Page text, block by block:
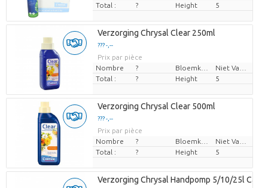
Total :
? Height 5
Verzorging Chrysal Clear 250ml
??? -,--
Prix par pièce
Nombre
?
Total :
? Height 5
Verzorging Chrysal Clear 500ml
??? -,--
Prix par pièce
Nombre
?
Total :
? Height 5
Verzorging Chrysal Handpomp 5/10/25l